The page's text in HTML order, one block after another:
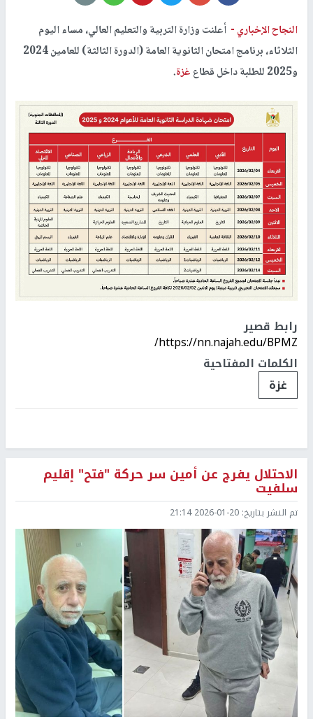
النجاح الإخباري - أعلنت وزارة التربية والتعليم العالي، مساء اليوم
الثلاثاء، برنامج امتحان الثانوية العامة (الدورة الثالثة) للعامين 2024
و2025 للطلبة داخل قطاع
غزة.
رابط قصير
https://nn.najah.edu/BPMZ/
الكلمات المفتاحية
غزة
الاحتلال يفرج عن أمين سر حركة "فتح" إقليم
سلفيت
تم النشر بتاريخ: 2026-01-20 21:14